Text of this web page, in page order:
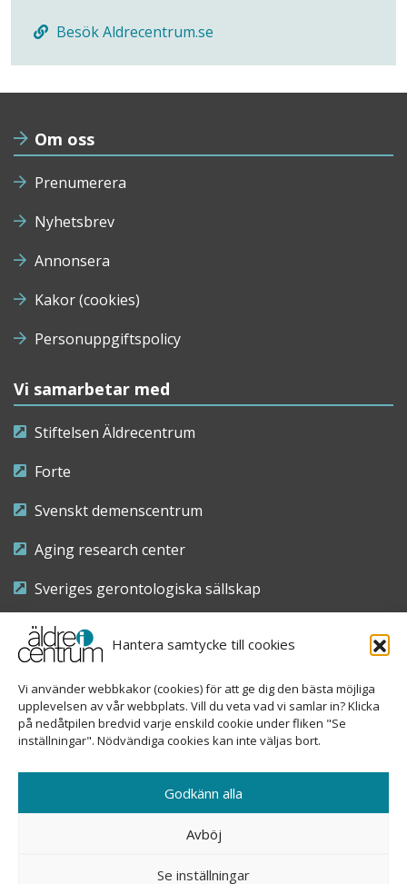
Hantera samtycke till cookies
Vi använder webbkakor (cookies) för att ge dig den bästa möjliga
upplevelsen av vår webbplats. Vill du veta vad vi samlar in? Klicka
på nedåtpilen bredvid varje enskild cookie under fliken "Se
inställningar". Nödvändiga cookies kan inte väljas bort.
Godkänn alla
Avböj
Se inställningar
Besök Aldrecentrum.se
Om oss
Prenumerera
Nyhetsbrev
Annonsera
Kakor (cookies)
Personuppgiftspolicy
Vi samarbetar med
Stiftelsen Äldrecentrum
Forte
Svenskt demenscentrum
Aging research center
Sveriges gerontologiska sällskap
Riksföreningen för sjuksköterskor inom äldre- och
demensvård
Nationellt kompetenscentrum anhöriga
Sveavägen 155, 113 46 Stockholm
08-690 58 84
info@aldreicentrum.se